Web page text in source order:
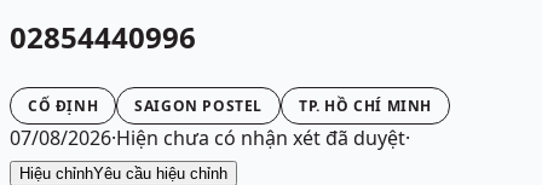
02854440996
CỐ ĐỊNH SAIGON POSTEL TP. HỒ CHÍ MINH
07/08/2026·Hiện chưa có nhận xét đã duyệt·
Hiệu chỉnhYêu cầu hiệu chỉnh